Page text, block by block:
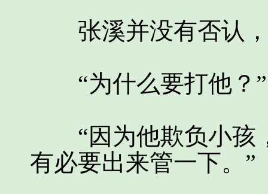
张溪并没有否认，
“为什么要打他？”
“因为他欺负小孩
有必要出来管一下。”